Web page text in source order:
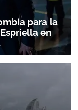
boletín.
ACEPTAR
para la
en